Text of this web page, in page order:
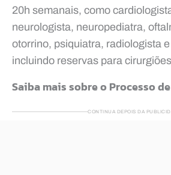
20h semanais, como
neurologista, neuropediatra,
otorrino, psiquiatra, radiologista
incluindo reservas para
Saiba mais sobre o Processo
CONTINUA DEPOIS DA